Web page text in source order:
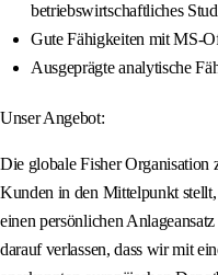
betriebswirtschaftliches
Gute Fähigkeiten mit MS-
Ausgeprägte analytische
Unser Angebot:
Die globale Fisher Organisation
Kunden in den Mittelpunkt
einen persönlichen
darauf verlassen, dass wir mit